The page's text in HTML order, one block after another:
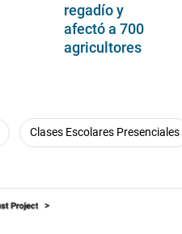
regadío y
afectó a 700
agricultores
Clases Escolares Presenciales